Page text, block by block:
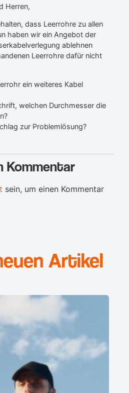
Herren,
dass Leerrohre zu allen
haben wir ein Angebot der
ablehnen
Leerrohre dafür nicht
ein weiteres Kabel
welchen Durchmesser die
zur Problemlösung?
Kommentar
sein, um einen Kommentar
Artikel